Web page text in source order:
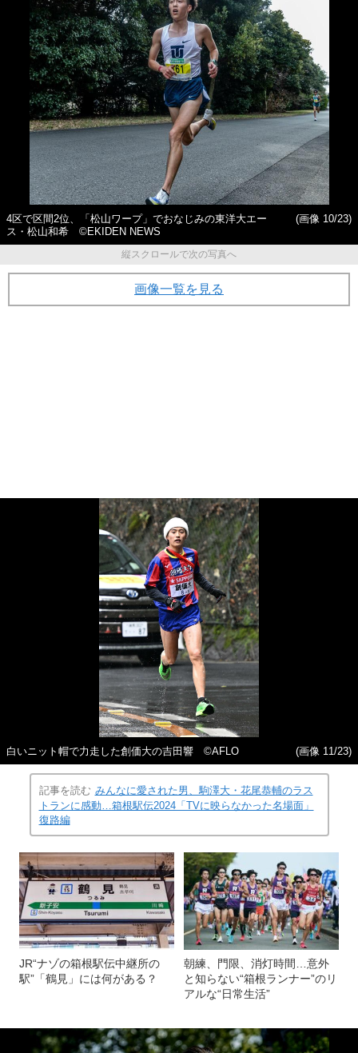
4区で区間2位、「松山ワープ」でおなじみの東洋大エー
ス・松山和希 ©EKIDEN NEWS
(画像 10/23)
縦スクロールで次の写真へ
画像一覧を見る
白いニット帽で力走した創価大の吉田響 ©️AFLO (画像 11/23)
記事を読む みんなに愛された男、駒澤大・花尾恭輔のラス
トランに感動…箱根駅伝2024「TVに映らなかった名場面」
復路編
JR“ナゾの箱根駅伝中継所の
駅”「鶴見」には何がある？
朝練、門限、消灯時間…意外
と知らない“箱根ランナー”のリ
アルな“日常生活”